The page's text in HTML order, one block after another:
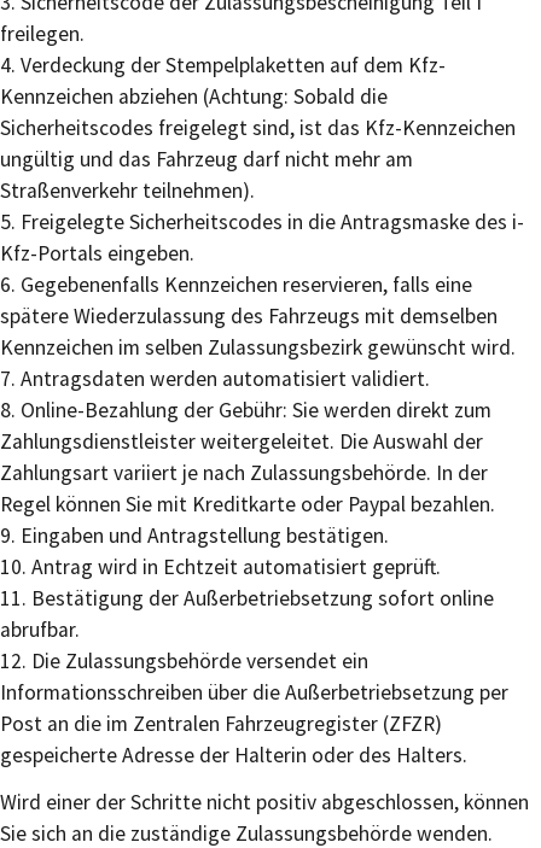
freilegen.
4. Verdeckung der Stempelplaketten auf dem Kfz-
Kennzeichen abziehen (Achtung: Sobald die
Sicherheitscodes freigelegt sind, ist das Kfz-Kennzeichen
ungültig und das Fahrzeug darf nicht mehr am
Straßenverkehr teilnehmen).
5. Freigelegte Sicherheitscodes in die Antragsmaske des i-
Kfz-Portals eingeben.
6. Gegebenenfalls Kennzeichen reservieren, falls eine
spätere Wiederzulassung des Fahrzeugs mit demselben
Kennzeichen im selben Zulassungsbezirk gewünscht wird.
7. Antragsdaten werden automatisiert validiert.
8. Online-Bezahlung der Gebühr: Sie werden direkt zum
Zahlungsdienstleister weitergeleitet. Die Auswahl der
Zahlungsart variiert je nach Zulassungsbehörde. In der
Regel können Sie mit Kreditkarte oder Paypal bezahlen.
9. Eingaben und Antragstellung bestätigen.
10. Antrag wird in Echtzeit automatisiert geprüft.
11. Bestätigung der Außerbetriebsetzung sofort online
abrufbar.
12. Die Zulassungsbehörde versendet ein
Informationsschreiben über die Außerbetriebsetzung per
Post an die im Zentralen Fahrzeugregister (ZFZR)
gespeicherte Adresse der Halterin oder des Halters.
Wird einer der Schritte nicht positiv abgeschlossen, können
Sie sich an die zuständige Zulassungsbehörde wenden.